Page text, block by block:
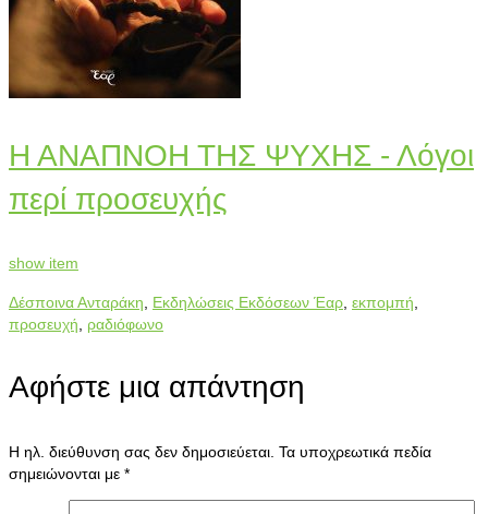
Η ΑΝΑΠΝΟΗ ΤΗΣ ΨΥΧΗΣ - Λόγοι
περί προσευχής
show item
Δέσποινα Ανταράκη, Εκδηλώσεις Εκδόσεων Έαρ, εκπομπή,
προσευχή, ραδιόφωνο
Αφήστε μια απάντηση
Η ηλ. διεύθυνση σας δεν δημοσιεύεται. Τα υποχρεωτικά πεδία
σημειώνονται με *